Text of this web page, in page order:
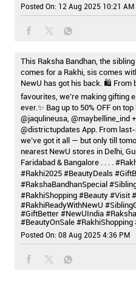
Posted On: 12 Aug 2025 10:21 AM
This Raksha Bandhan, the
comes for a Rakhi, sis comes
NewU has got his back. 🛍️
favourites, we’re making gifting
ever.✨ Bag up to 50% OFF on
@jaqulineusa, @maybelline_ind
@districtupdates App. From
we’ve got it all — but only till
nearest NewU stores in Delhi,
Faridabad & Bangalore . . . .
#Rakhi2025 #BeautyDeals
#RakshaBandhanSpecial
#RakhiShopping #Beauty #Visit
#RakhiReadyWithNewU
#GiftBetter#NewUIndia
#BeautyOnSale#RakhiShopping
Posted On: 08 Aug 2025 4:36 PM